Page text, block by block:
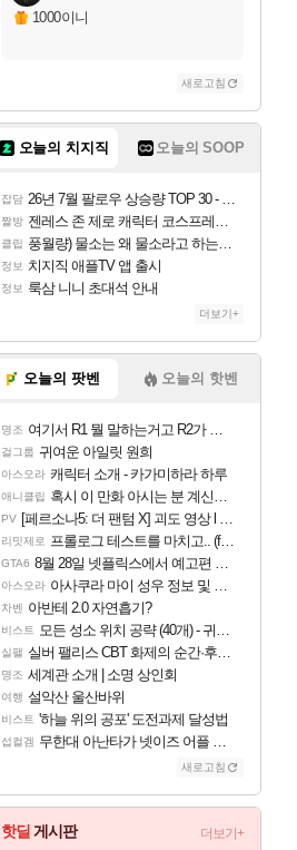
1000이니
새로고침
오늘의 치지직 오늘의 SOOP
잡담 26년 7월 팔로우 상승량 TOP 30 - 월간 치지직
짤방 젠레스 존 제로 캐릭터 코스프레한 꽁주
클립 풍월량) 물소는 왜 물소라고 하는거야? 아! 그만 ㅋㅋ
정보 치지직 애플TV 앱 출시
정보 룩삼 니니 초대석 안내
더보기+
오늘의 팟벤 오늘의 핫벤
명조 여기서 R1 뭘 말하는거고 R2가 뭘말하는걸까요?
걸그룹 귀여운 아일릿 원희
아스오라 캐릭터 소개 - 카가미하라 하루
애니클립 혹시 이 만화 아시는 분 계신가요
PV [페르소나5: 더 팬텀 X] 괴도 영상 l 타카마키 안·댄싱 스타
리밋제로 프롤로그 테스트를 마치고.. (feat. 리아)
GTA6 8월 28일 넷플릭스에서 예고편 공개 예정
아스오라 아사쿠라 마이 성우 정보 및 주요 필모
차벤 아반테 2.0 자연흡기?
비스트 모든 성소 위치 공략 (40개) - 귀환한 영혼 도전과제
실팰 실버 팰리스 CBT 화제의 순간·후기 모음
명조 세계관 소개 | 소명 상인회
여행 설악산 울산바위
비스트 '하늘 위의 공포' 도전과제 달성법
섭컬겜 무한대 아난타가 넷이즈 어플 달력에 일정 등록
새로고침
핫딜 게시판 더보기+